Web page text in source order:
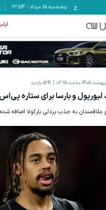
پنجشنبه ۱۵ مرداد -
13:54
52K بازدید
لیورپول و بارسا برای ستاره
به جذب بردلی بارکولا اضافه